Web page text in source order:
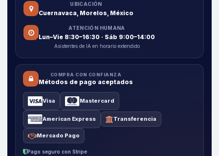
UBICACIÓN
Cuernavaca, Morelos, México
ATENCIÓN HUMANA
Lun–Vie 8:30–16:30 · Sáb 9:00–14:00
Asistentes de IA en horario extendido
COMPRA CON CONFIANZA
Métodos de pago aceptados
Visa Mastercard
American Express Transferencia
Mercado Pago
Pago seguro con Stripe